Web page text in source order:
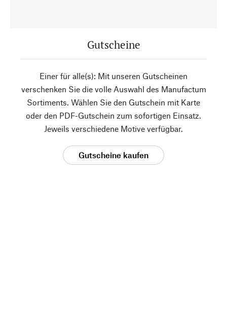
Gutscheine
Einer für alle(s): Mit unseren Gutscheinen
verschenken Sie die volle Auswahl des Manufactum
Sortiments. Wählen Sie den Gutschein mit Karte
oder den PDF-Gutschein zum sofortigen Einsatz.
Jeweils verschiedene Motive verfügbar.
Gutscheine kaufen